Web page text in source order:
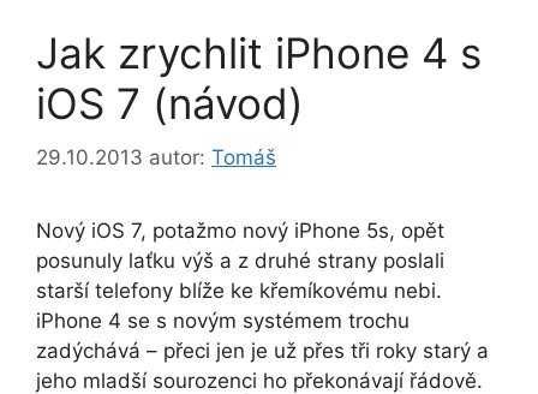
Jak zrychlit iPhone 4 s
iOS 7 (návod)
29.10.2013 autor: Tomáš
Nový iOS 7, potažmo nový iPhone 5s, opět
posunuly laťku výš a z druhé strany poslali
starší telefony blíže ke křemíkovému nebi.
iPhone 4 se s novým systémem trochu
zadýchává – přeci jen je už přes tři roky starý a
jeho mladší sourozenci ho překonávají řádově.